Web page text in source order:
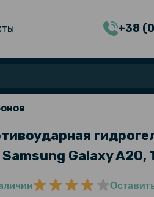
+38
Galaxy